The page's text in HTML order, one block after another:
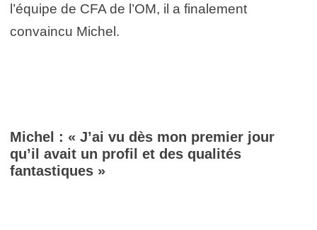
l’équipe de CFA de l’OM, il a finalement
convaincu Michel.
Michel : « J’ai vu dès mon premier jour
qu’il avait un profil et des qualités
fantastiques »